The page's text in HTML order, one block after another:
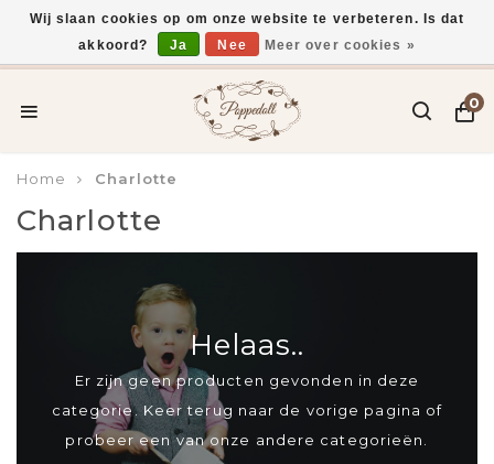
Voor 15:00 uur besteld, vandaag verzonden*
0
Home Charlotte
Charlotte
Helaas..
Er zijn geen producten gevonden in deze
categorie. Keer terug naar de vorige pagina of
probeer een van onze andere categorieën.
Wij slaan cookies op om onze website te verbeteren. Is dat
akkoord?
Ja Nee Meer over cookies »